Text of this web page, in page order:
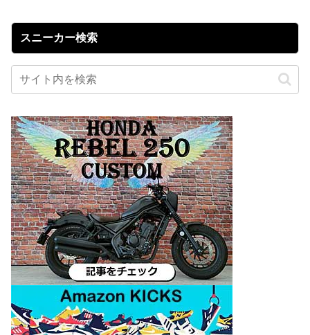
スニーカー検索